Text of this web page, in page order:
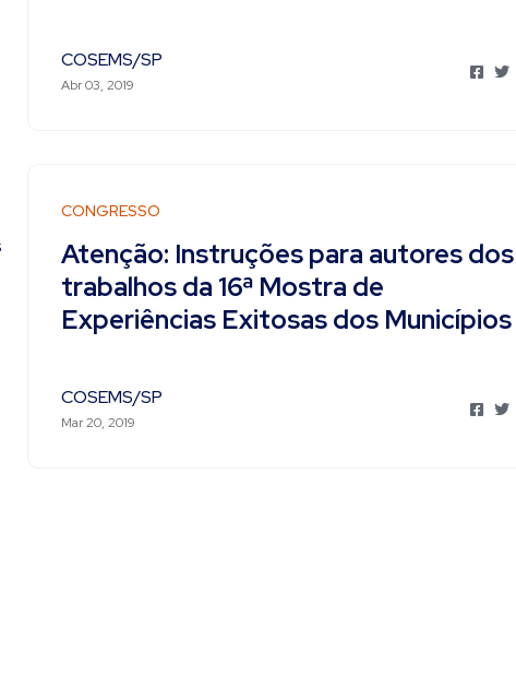
COSEMS/SP
Abr 03, 2019
CONGRESSO
Atenção: Instruções para autores dos
trabalhos da 16ª Mostra de
Experiências Exitosas dos Municípios
COSEMS/SP
Mar 20, 2019